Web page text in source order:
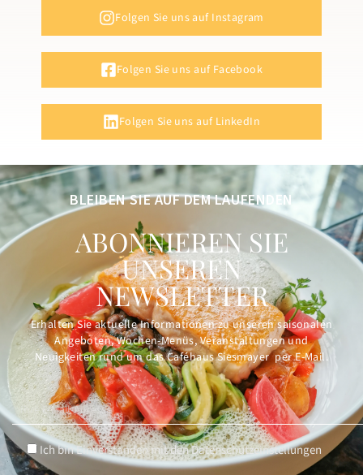
Folgen Sie uns auf Instagram
Folgen Sie uns auf Facebook
Folgen Sie uns auf LinkedIn
BLEIBEN SIE AUF DEM LAUFENDEN
ABONNIEREN SIE
UNSEREN
NEWSLETTER
Erhalten Sie aktuelle Informationen zu unseren saisonalen
Angeboten, Wochen-Menüs, Veranstaltungen und
Neuigkeiten rund um das Caféhaus Siesmayer per E-Mail.
Ich bin Einverstanden mit den Datenschutzeinstellungen